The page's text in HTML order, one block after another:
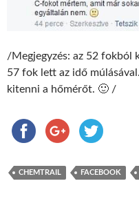
/Megjegyzés: az 52 fokból
57 fok lett az idő
kitenni a hőmérőt. 🙂 /
CHEMTRAIL FACEBOOK